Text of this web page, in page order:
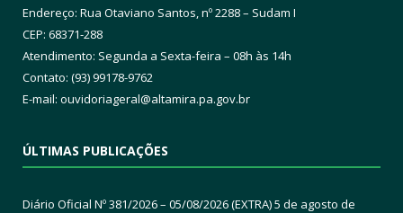
Endereço: Rua Otaviano Santos, nº 2288 – Sudam I
CEP: 68371-288
Atendimento: Segunda a Sexta-feira – 08h às 14h
Contato: (93) 99178-9762
E-mail: ouvidoriageral@altamira.pa.gov.br
ÚLTIMAS PUBLICAÇÕES
Diário Oficial Nº 381/2026 – 05/08/2026 (EXTRA)5 de agosto de